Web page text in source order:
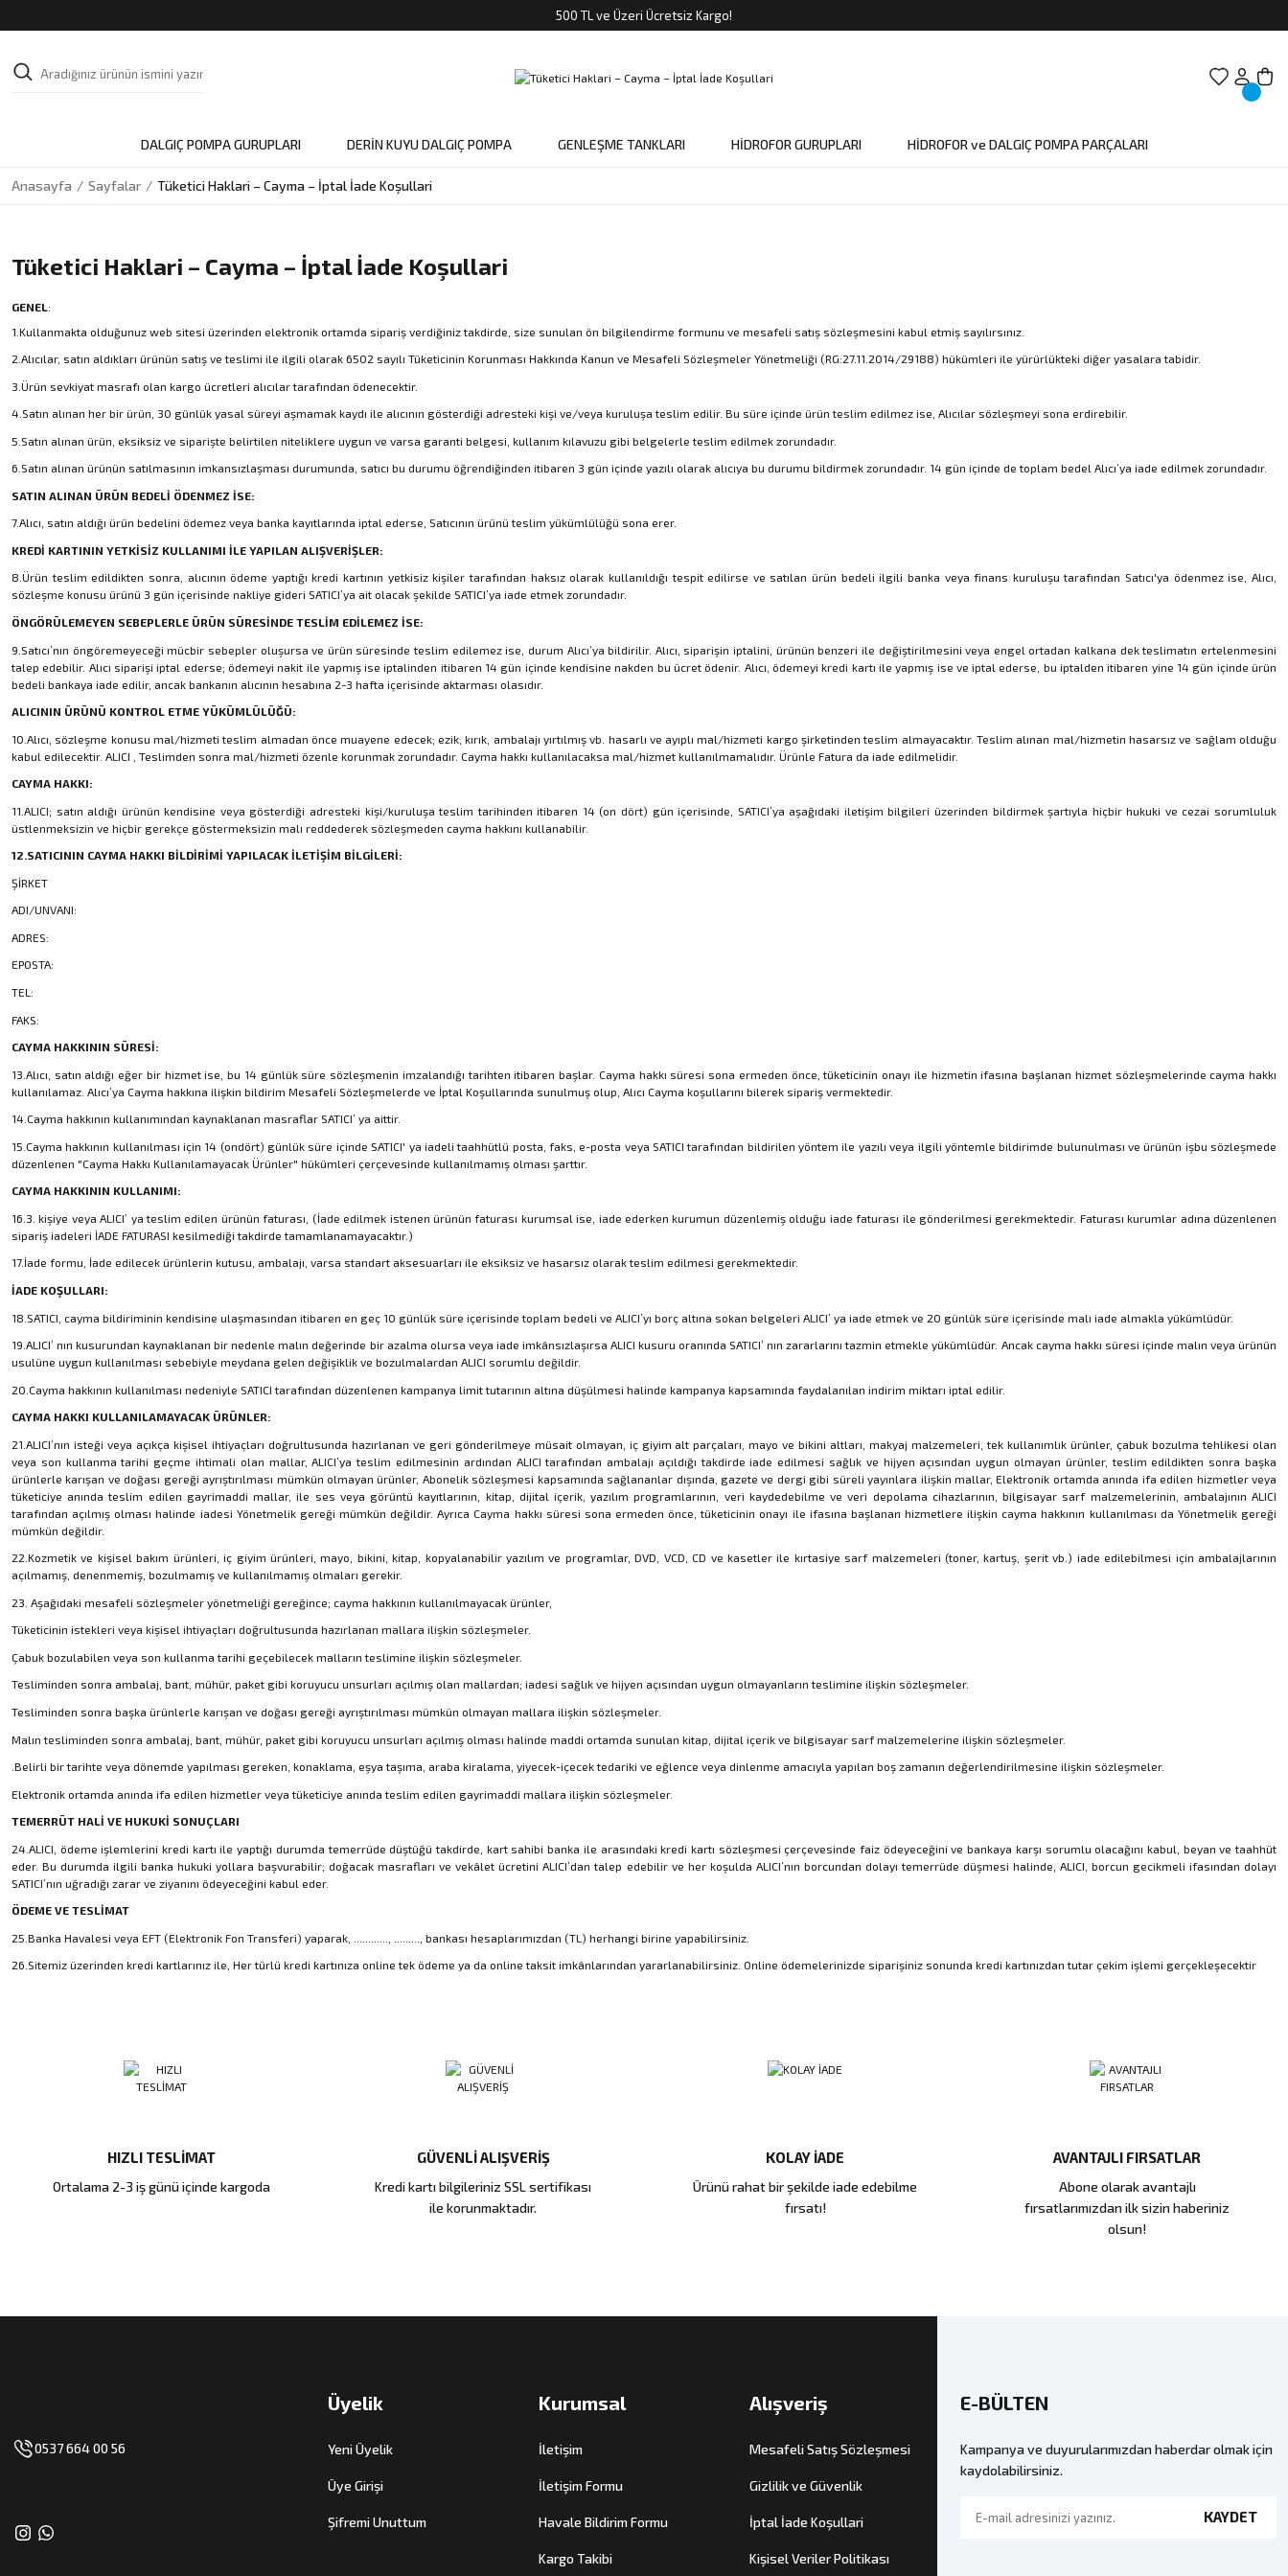
500 TL ve Üzeri Ücretsiz Kargo!
DALGIÇ POMPA GURUPLARI DERİN KUYU DALGIÇ POMPA GENLEŞME TANKLARI HİDROFOR GURUPLARI HİDROFOR ve DALGIÇ POMPA PARÇALARI
Anasayfa Sayfalar Tüketici Haklari – Cayma – İptal İade Koşullari
Tüketici Haklari – Cayma – İptal İade Koşullari
GENEL:
1.Kullanmakta olduğunuz web sitesi üzerinden elektronik ortamda sipariş verdiğiniz takdirde, size sunulan ön bilgilendirme formunu ve mesafeli satış sözleşmesini kabul etmiş sayılırsınız.
2.Alıcılar, satın aldıkları ürünün satış ve teslimi ile ilgili olarak 6502 sayılı Tüketicinin Korunması Hakkında Kanun ve Mesafeli Sözleşmeler Yönetmeliği (RG:27.11.2014/29188) hükümleri ile yürürlükteki diğer yasalara tabidir.
3.Ürün sevkiyat masrafı olan kargo ücretleri alıcılar tarafından ödenecektir.
4.Satın alınan her bir ürün, 30 günlük yasal süreyi aşmamak kaydı ile alıcının gösterdiği adresteki kişi ve/veya kuruluşa teslim edilir. Bu süre içinde ürün teslim edilmez ise, Alıcılar sözleşmeyi sona erdirebilir.
5.Satın alınan ürün, eksiksiz ve siparişte belirtilen niteliklere uygun ve varsa garanti belgesi, kullanım kılavuzu gibi belgelerle teslim edilmek zorundadır.
6.Satın alınan ürünün satılmasının imkansızlaşması durumunda, satıcı bu durumu öğrendiğinden itibaren 3 gün içinde yazılı olarak alıcıya bu durumu bildirmek zorundadır. 14 gün içinde de toplam bedel Alıcı’ya iade edilmek zorundadır.
SATIN ALINAN ÜRÜN BEDELİ ÖDENMEZ İSE:
7.Alıcı, satın aldığı ürün bedelini ödemez veya banka kayıtlarında iptal ederse, Satıcının ürünü teslim yükümlülüğü sona erer.
KREDİ KARTININ YETKİSİZ KULLANIMI İLE YAPILAN ALIŞVERİŞLER:
8.Ürün teslim edildikten sonra, alıcının ödeme yaptığı kredi kartının yetkisiz kişiler tarafından haksız olarak kullanıldığı tespit edilirse ve satılan ürün bedeli ilgili banka veya finans kuruluşu tarafından Satıcı'ya ödenmez ise, Alıcı,
sözleşme konusu ürünü 3 gün içerisinde nakliye gideri SATICI’ya ait olacak şekilde SATICI’ya iade etmek zorundadır.
ÖNGÖRÜLEMEYEN SEBEPLERLE ÜRÜN SÜRESİNDE TESLİM EDİLEMEZ İSE:
9.Satıcı’nın öngöremeyeceği mücbir sebepler oluşursa ve ürün süresinde teslim edilemez ise, durum Alıcı’ya bildirilir. Alıcı, siparişin iptalini, ürünün benzeri ile değiştirilmesini veya engel ortadan kalkana dek teslimatın ertelenmesini
talep edebilir. Alıcı siparişi iptal ederse; ödemeyi nakit ile yapmış ise iptalinden itibaren 14 gün içinde kendisine nakden bu ücret ödenir. Alıcı, ödemeyi kredi kartı ile yapmış ise ve iptal ederse, bu iptalden itibaren yine 14 gün içinde ürün
bedeli bankaya iade edilir, ancak bankanın alıcının hesabına 2-3 hafta içerisinde aktarması olasıdır.
ALICININ ÜRÜNÜ KONTROL ETME YÜKÜMLÜLÜĞÜ:
10.Alıcı, sözleşme konusu mal/hizmeti teslim almadan önce muayene edecek; ezik, kırık, ambalajı yırtılmış vb. hasarlı ve ayıplı mal/hizmeti kargo şirketinden teslim almayacaktır. Teslim alınan mal/hizmetin hasarsız ve sağlam olduğu
kabul edilecektir. ALICI , Teslimden sonra mal/hizmeti özenle korunmak zorundadır. Cayma hakkı kullanılacaksa mal/hizmet kullanılmamalıdır. Ürünle Fatura da iade edilmelidir.
CAYMA HAKKI:
11.ALICI; satın aldığı ürünün kendisine veya gösterdiği adresteki kişi/kuruluşa teslim tarihinden itibaren 14 (on dört) gün içerisinde, SATICI’ya aşağıdaki iletişim bilgileri üzerinden bildirmek şartıyla hiçbir hukuki ve cezai sorumluluk
üstlenmeksizin ve hiçbir gerekçe göstermeksizin malı reddederek sözleşmeden cayma hakkını kullanabilir.
12.SATICININ CAYMA HAKKI BİLDİRİMİ YAPILACAK İLETİŞİM BİLGİLERİ:
ŞİRKET
ADI/UNVANI:
ADRES:
EPOSTA:
TEL:
FAKS:
CAYMA HAKKININ SÜRESİ:
13.Alıcı, satın aldığı eğer bir hizmet ise, bu 14 günlük süre sözleşmenin imzalandığı tarihten itibaren başlar. Cayma hakkı süresi sona ermeden önce, tüketicinin onayı ile hizmetin ifasına başlanan hizmet sözleşmelerinde cayma hakkı
kullanılamaz. Alıcı’ya Cayma hakkına ilişkin bildirim Mesafeli Sözleşmelerde ve İptal Koşullarında sunulmuş olup, Alıcı Cayma koşullarını bilerek sipariş vermektedir.
14.Cayma hakkının kullanımından kaynaklanan masraflar SATICI’ ya aittir.
15.Cayma hakkının kullanılması için 14 (ondört) günlük süre içinde SATICI' ya iadeli taahhütlü posta, faks, e-posta veya SATICI tarafından bildirilen yöntem ile yazılı veya ilgili yöntemle bildirimde bulunulması ve ürünün işbu sözleşmede
düzenlenen "Cayma Hakkı Kullanılamayacak Ürünler" hükümleri çerçevesinde kullanılmamış olması şarttır.
CAYMA HAKKININ KULLANIMI:
16.3. kişiye veya ALICI’ ya teslim edilen ürünün faturası, (İade edilmek istenen ürünün faturası kurumsal ise, iade ederken kurumun düzenlemiş olduğu iade faturası ile gönderilmesi gerekmektedir. Faturası kurumlar adına düzenlenen
sipariş iadeleri İADE FATURASI kesilmediği takdirde tamamlanamayacaktır.)
17.İade formu, İade edilecek ürünlerin kutusu, ambalajı, varsa standart aksesuarları ile eksiksiz ve hasarsız olarak teslim edilmesi gerekmektedir.
İADE KOŞULLARI:
18.SATICI, cayma bildiriminin kendisine ulaşmasından itibaren en geç 10 günlük süre içerisinde toplam bedeli ve ALICI’yı borç altına sokan belgeleri ALICI’ ya iade etmek ve 20 günlük süre içerisinde malı iade almakla yükümlüdür.
19.ALICI’ nın kusurundan kaynaklanan bir nedenle malın değerinde bir azalma olursa veya iade imkânsızlaşırsa ALICI kusuru oranında SATICI’ nın zararlarını tazmin etmekle yükümlüdür. Ancak cayma hakkı süresi içinde malın veya ürünün
usulüne uygun kullanılması sebebiyle meydana gelen değişiklik ve bozulmalardan ALICI sorumlu değildir.
20.Cayma hakkının kullanılması nedeniyle SATICI tarafından düzenlenen kampanya limit tutarının altına düşülmesi halinde kampanya kapsamında faydalanılan indirim miktarı iptal edilir.
CAYMA HAKKI KULLANILAMAYACAK ÜRÜNLER:
21.ALICI’nın isteği veya açıkça kişisel ihtiyaçları doğrultusunda hazırlanan ve geri gönderilmeye müsait olmayan, iç giyim alt parçaları, mayo ve bikini altları, makyaj malzemeleri, tek kullanımlık ürünler, çabuk bozulma tehlikesi olan
veya son kullanma tarihi geçme ihtimali olan mallar, ALICI’ya teslim edilmesinin ardından ALICI tarafından ambalajı açıldığı takdirde iade edilmesi sağlık ve hijyen açısından uygun olmayan ürünler, teslim edildikten sonra başka
ürünlerle karışan ve doğası gereği ayrıştırılması mümkün olmayan ürünler, Abonelik sözleşmesi kapsamında sağlananlar dışında, gazete ve dergi gibi süreli yayınlara ilişkin mallar, Elektronik ortamda anında ifa edilen hizmetler veya
tüketiciye anında teslim edilen gayrimaddi mallar, ile ses veya görüntü kayıtlarının, kitap, dijital içerik, yazılım programlarının, veri kaydedebilme ve veri depolama cihazlarının, bilgisayar sarf malzemelerinin, ambalajının ALICI
tarafından açılmış olması halinde iadesi Yönetmelik gereği mümkün değildir. Ayrıca Cayma hakkı süresi sona ermeden önce, tüketicinin onayı ile ifasına başlanan hizmetlere ilişkin cayma hakkının kullanılması da Yönetmelik gereği
mümkün değildir.
22.Kozmetik ve kişisel bakım ürünleri, iç giyim ürünleri, mayo, bikini, kitap, kopyalanabilir yazılım ve programlar, DVD, VCD, CD ve kasetler ile kırtasiye sarf malzemeleri (toner, kartuş, şerit vb.) iade edilebilmesi için ambalajlarının
açılmamış, denenmemiş, bozulmamış ve kullanılmamış olmaları gerekir.
23. Aşağıdaki mesafeli sözleşmeler yönetmeliği gereğince; cayma hakkının kullanılmayacak ürünler,
Tüketicinin istekleri veya kişisel ihtiyaçları doğrultusunda hazırlanan mallara ilişkin sözleşmeler.
Çabuk bozulabilen veya son kullanma tarihi geçebilecek malların teslimine ilişkin sözleşmeler.
Tesliminden sonra ambalaj, bant, mühür, paket gibi koruyucu unsurları açılmış olan mallardan; iadesi sağlık ve hijyen açısından uygun olmayanların teslimine ilişkin sözleşmeler.
Tesliminden sonra başka ürünlerle karışan ve doğası gereği ayrıştırılması mümkün olmayan mallara ilişkin sözleşmeler.
Malın tesliminden sonra ambalaj, bant, mühür, paket gibi koruyucu unsurları açılmış olması halinde maddi ortamda sunulan kitap, dijital içerik ve bilgisayar sarf malzemelerine ilişkin sözleşmeler.
.Belirli bir tarihte veya dönemde yapılması gereken, konaklama, eşya taşıma, araba kiralama, yiyecek-içecek tedariki ve eğlence veya dinlenme amacıyla yapılan boş zamanın değerlendirilmesine ilişkin sözleşmeler.
Elektronik ortamda anında ifa edilen hizmetler veya tüketiciye anında teslim edilen gayrimaddi mallara ilişkin sözleşmeler.
TEMERRÜT HALİ VE HUKUKİ SONUÇLARI
24.ALICI, ödeme işlemlerini kredi kartı ile yaptığı durumda temerrüde düştüğü takdirde, kart sahibi banka ile arasındaki kredi kartı sözleşmesi çerçevesinde faiz ödeyeceğini ve bankaya karşı sorumlu olacağını kabul, beyan ve taahhüt
eder. Bu durumda ilgili banka hukuki yollara başvurabilir; doğacak masrafları ve vekâlet ücretini ALICI’dan talep edebilir ve her koşulda ALICI’nın borcundan dolayı temerrüde düşmesi halinde, ALICI, borcun gecikmeli ifasından dolayı
SATICI’nın uğradığı zarar ve ziyanını ödeyeceğini kabul eder.
ÖDEME VE TESLİMAT
25.Banka Havalesi veya EFT (Elektronik Fon Transferi) yaparak, ............, ........., bankası hesaplarımızdan (TL) herhangi birine yapabilirsiniz.
26.Sitemiz üzerinden kredi kartlarınız ile, Her türlü kredi kartınıza online tek ödeme ya da online taksit imkânlarından yararlanabilirsiniz. Online ödemelerinizde siparişiniz sonunda kredi kartınızdan tutar çekim işlemi gerçekleşecektir
HIZLI TESLİMAT
Ortalama 2-3 iş günü içinde kargoda
GÜVENLİ ALIŞVERİŞ
Kredi kartı bilgileriniz SSL sertifikası
ile korunmaktadır.
KOLAY İADE
Ürünü rahat bir şekilde iade edebilme
fırsatı!
AVANTAJLI FIRSATLAR
Abone olarak avantajlı
fırsatlarımızdan ilk sizin haberiniz
olsun!
0537 664 00 56
Üyelik
Yeni Üyelik
Üye Girişi
Şifremi Unuttum
Kurumsal
İletişim
İletişim Formu
Havale Bildirim Formu
Kargo Takibi
Alışveriş
Mesafeli Satış Sözleşmesi
Gizlilik ve Güvenlik
İptal İade Koşullari
Kişisel Veriler Politikası
E-BÜLTEN
Kampanya ve duyurularımızdan haberdar olmak için
kaydolabilirsiniz.
KAYDET